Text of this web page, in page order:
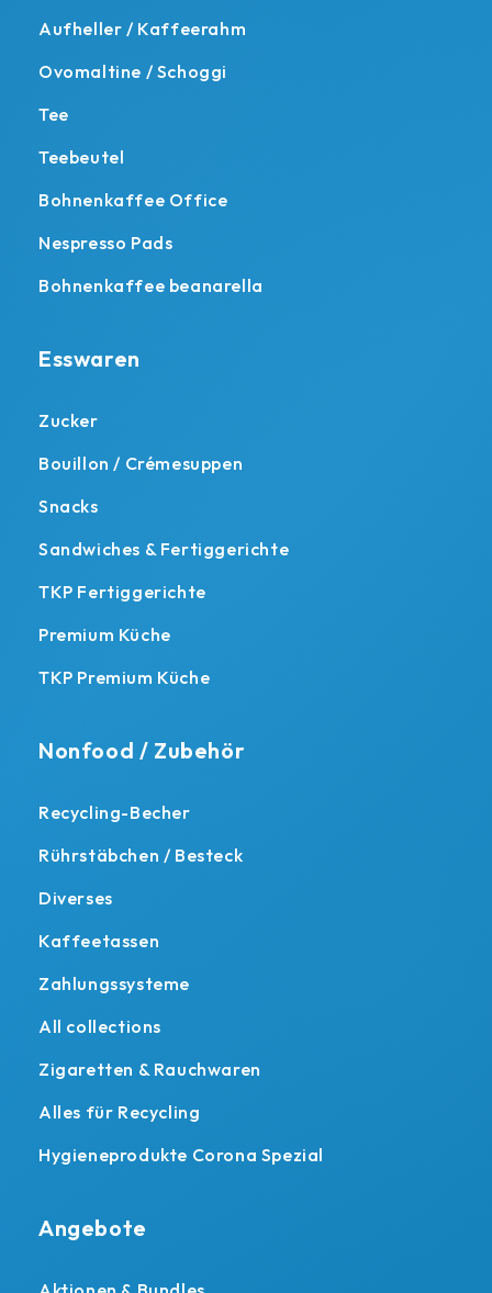
Aufheller / Kaffeerahm
Ovomaltine / Schoggi
Tee
Teebeutel
Bohnenkaffee Office
Nespresso Pads
Bohnenkaffee beanarella
Esswaren
Zucker
Bouillon / Crémesuppen
Snacks
Sandwiches & Fertiggerichte
TKP Fertiggerichte
Premium Küche
TKP Premium Küche
Nonfood / Zubehör
Recycling-Becher
Rührstäbchen / Besteck
Diverses
Kaffeetassen
Zahlungssysteme
All collections
Zigaretten & Rauchwaren
Alles für Recycling
Hygieneprodukte Corona Spezial
Angebote